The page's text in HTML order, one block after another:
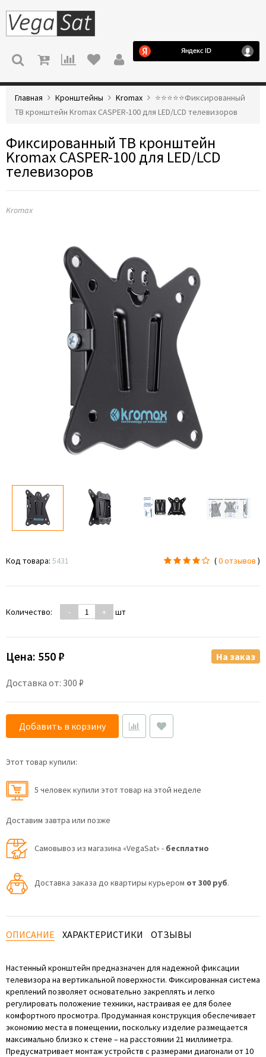
МЕНЮ
Главная Кронштейны Kromax
⭐️⭐️⭐️⭐️⭐️Фиксированный
ТВ кронштейн Kromax CASPER-100 для LED/LCD телевизоров
Фиксированный ТВ кронштейн
Kromax CASPER-100 для LED/LCD
телевизоров
Kromax
Код товара: 5431 (0 отзывов )
Количество: - + шт
Цена: 550 ₽
Доставка от: 300 ₽
На заказ
Добавить в корзину
Этот товар купили:
5 человек купили этот товар на этой неделе
Доставим завтра или позже
Самовывоз из магазина «VegaSat» - бесплатно
Доставка заказа до квартиры курьером от 300 руб.
ОПИСАНИЕ ХАРАКТЕРИСТИКИ ОТЗЫВЫ
Настенный кронштейн предназначен для надежной фиксации
телевизора на вертикальной поверхности. Фиксированная система
креплений позволяет основательно закреплять и легко
регулировать положение техники, настраивая ее для более
комфортного просмотра. Продуманная конструкция обеспечивает
экономию места в помещении, поскольку изделие размещается
максимально близко к стене – на расстоянии 21 миллиметра.
Предусматривает монтаж устройств с размерами диагонали от 10